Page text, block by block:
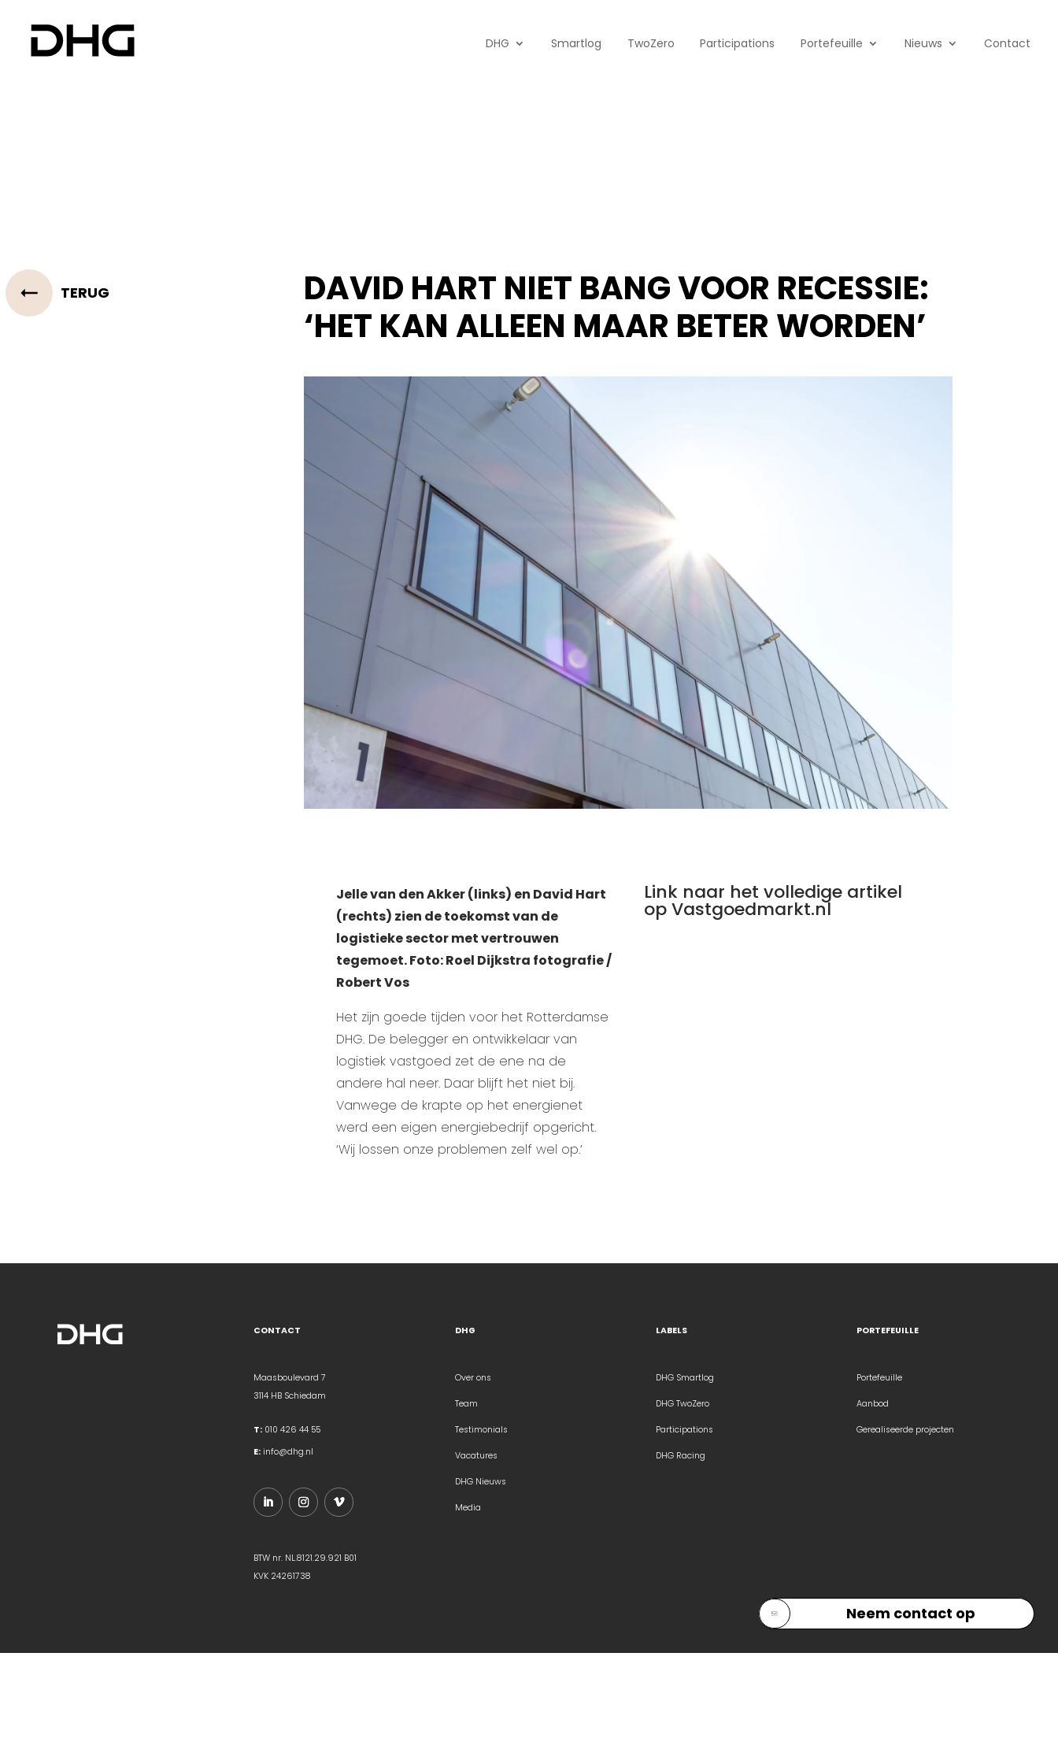
DHG Smartlog TwoZero Participations Portefeuille Nieuws Contact
TERUG
DAVID HART NIET BANG VOOR RECESSIE:
‘HET KAN ALLEEN MAAR BETER WORDEN’
Jelle van den Akker (links) en David Hart
(rechts) zien de toekomst van de
logistieke sector met vertrouwen
tegemoet. Foto: Roel Dijkstra fotografie /
Robert Vos
Het zijn goede tijden voor het Rotterdamse
DHG. De belegger en ontwikkelaar van
logistiek vastgoed zet de ene na de
andere hal neer. Daar blijft het niet bij.
Vanwege de krapte op het energienet
werd een eigen energiebedrijf opgericht.
‘Wij lossen onze problemen zelf wel op.’
Link naar het volledige artikel
op Vastgoedmarkt.nl
CONTACT
Maasboulevard 7
3114 HB Schiedam
T: 010 426 44 55
E: info@dhg.nl
BTW nr. NL.8121.29.921 B01
KVK 24261738
DHG
Over ons
Team
Testimonials
Vacatures
DHG Nieuws
Media
LABELS
DHG Smartlog
DHG TwoZero
Participations
DHG Racing
PORTEFEUILLE
Portefeuille
Aanbod
Gerealiseerde projecten
Neem contact op